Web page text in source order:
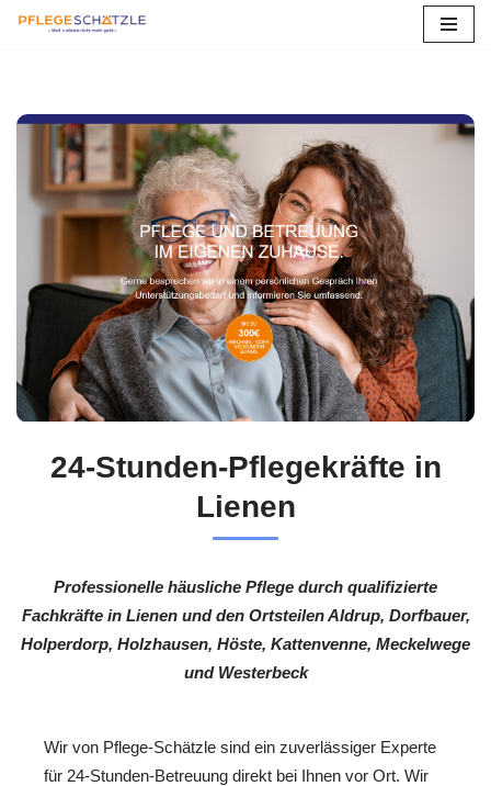
springen
Betreuungskräfte
24-Stunden-Pflegekräfte in
Lienen
Professionelle häusliche Pflege durch qualifizierte
Fachkräfte in Lienen und den Ortsteilen Aldrup, Dorfbauer,
Holperdorp, Holzhausen, Höste, Kattenvenne, Meckelwege
und Westerbeck
Wir von Pflege-Schätzle sind ein zuverlässiger Experte
für 24-Stunden-Betreuung direkt bei Ihnen vor Ort. Wir